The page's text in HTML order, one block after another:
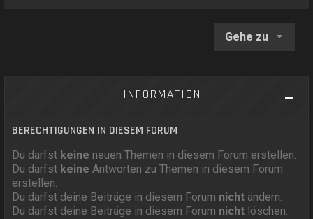
Gehe zu
INFORMATION
BERECHTIGUNGEN IN DIESEM FORUM
Du darfst keine neuen Themen in diesem Forum erstellen.
Du darfst keine Antworten zu Themen in diesem Forum
erstellen.
Du darfst deine Beiträge in diesem Forum nicht ändern.
Du darfst deine Beiträge in diesem Forum nicht löschen.